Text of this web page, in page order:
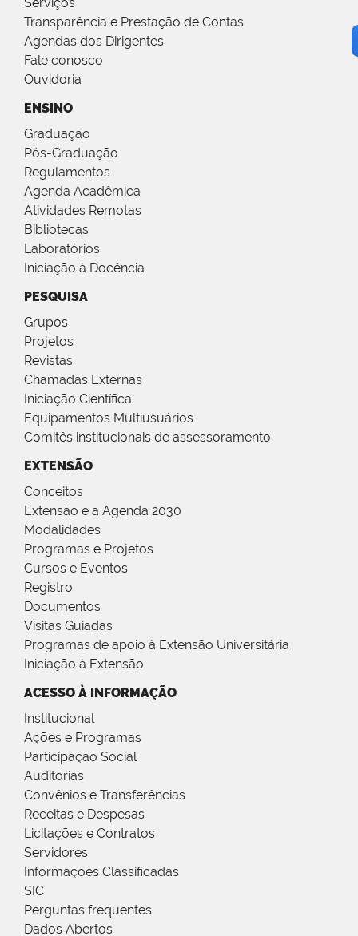
Transparência e Prestação de Contas
Agendas dos Dirigentes
Fale conosco
Ouvidoria
ENSINO
Graduação
Pós-Graduação
Regulamentos
Agenda Acadêmica
Atividades Remotas
Bibliotecas
Laboratórios
Iniciação à Docência
PESQUISA
Grupos
Projetos
Revistas
Chamadas Externas
Iniciação Científica
Equipamentos Multiusuários
Comitês institucionais de assessoramento
EXTENSÃO
Conceitos
Extensão e a Agenda 2030
Modalidades
Programas e Projetos
Cursos e Eventos
Registro
Documentos
Visitas Guiadas
Programas de apoio à Extensão Universitária
Iniciação à Extensão
ACESSO À INFORMAÇÃO
Institucional
Ações e Programas
Participação Social
Auditorias
Convênios e Transferências
Receitas e Despesas
Licitações e Contratos
Servidores
Informações Classificadas
SIC
Perguntas frequentes
Dados Abertos